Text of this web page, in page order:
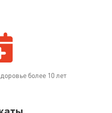
более 10 лет